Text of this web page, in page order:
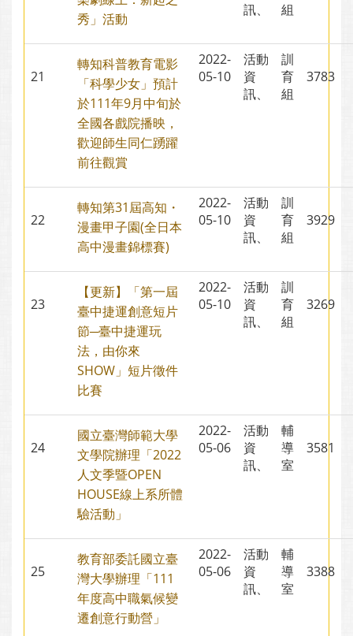
秀」活動
訊、
組
21
轉知科普教育電影
「科學少女」預計
於111年9月中旬於
全國各戲院播映，
歡迎師生同仁踴躍
前往觀賞
2022-
05-10
活動
資
訊、
訓
育
組
3783
22
轉知第31屆高知・
漫畫甲子園(全日本
高中漫畫錦標賽)
2022-
05-10
活動
資
訊、
訓
育
組
3929
23
【更新】「第一屆
臺中捷運創意短片
節─臺中捷運玩
法，由你來
SHOW」短片徵件
比賽
2022-
05-10
活動
資
訊、
訓
育
組
3269
24
國立臺灣師範大學
文學院辦理「2022
人文季暨OPEN
HOUSE線上系所體
驗活動」
2022-
05-06
活動
資
訊、
輔
導
室
3581
25
教育部委託國立臺
灣大學辦理「111
年度高中職氣候變
遷創意行動營」
2022-
05-06
活動
資
訊、
輔
導
室
3388